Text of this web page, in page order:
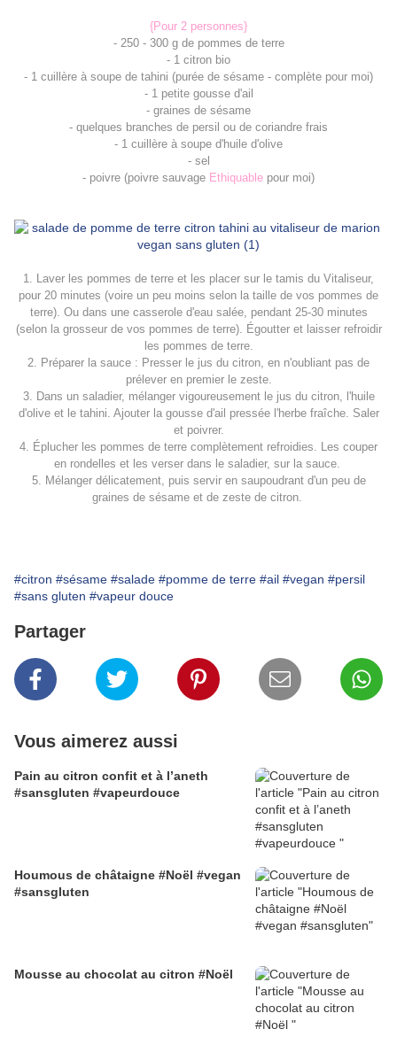
{Pour 2 personnes}
- 250 - 300 g de pommes de terre
- 1 citron bio
- 1 cuillère à soupe de tahini (purée de sésame - complète pour moi)
- 1 petite gousse d'ail
- graines de sésame
- quelques branches de persil ou de coriandre frais
- 1 cuillère à soupe d'huile d'olive
- sel
- poivre (poivre sauvage Ethiquable pour moi)
1. Laver les pommes de terre et les placer sur le tamis du Vitaliseur,
pour 20 minutes (voire un peu moins selon la taille de vos pommes de
terre). Ou dans une casserole d'eau salée, pendant 25-30 minutes
(selon la grosseur de vos pommes de terre). Égoutter et laisser refroidir
les pommes de terre.
2. Préparer la sauce : Presser le jus du citron, en n'oubliant pas de
prélever en premier le zeste.
3. Dans un saladier, mélanger vigoureusement le jus du citron, l'huile
d'olive et le tahini. Ajouter la gousse d'ail pressée l'herbe fraîche. Saler
et poivrer.
4. Éplucher les pommes de terre complètement refroidies. Les couper
en rondelles et les verser dans le saladier, sur la sauce.
5. Mélanger délicatement, puis servir en saupoudrant d'un peu de
graines de sésame et de zeste de citron.
#citron #sésame #salade #pomme de terre #ail #vegan #persil
#sans gluten #vapeur douce
Partager
Vous aimerez aussi
Pain au citron confit et à l’aneth
#sansgluten #vapeurdouce
Houmous de châtaigne #Noël #vegan
#sansgluten
Mousse au chocolat au citron #Noël